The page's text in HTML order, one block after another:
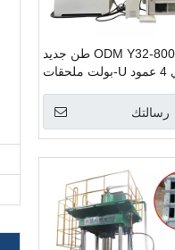
ODM Y32-800TC طن جديد
عمودي 4 عمود U-بولت ملحقات
الهيدروليكي مصانع التصنيع
رسالتك